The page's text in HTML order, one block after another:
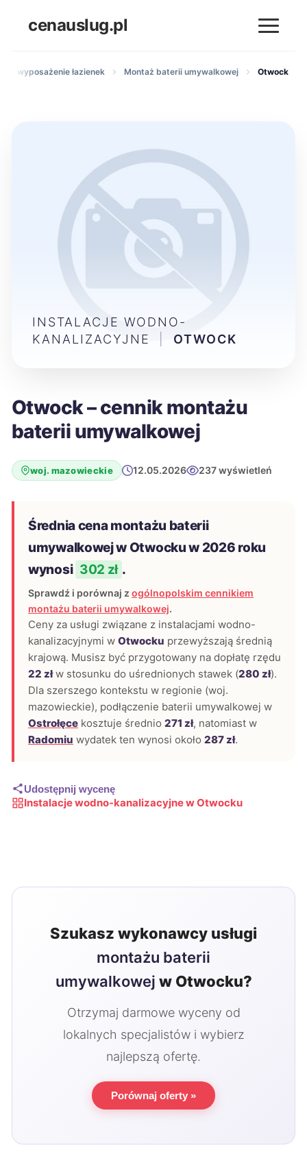
cenauslug.pl
i wyposażenie łazienek Montaż baterii umywalkowej Otwock
Otwock – cennik montażu
baterii umywalkowej
woj. mazowieckie 12.05.2026 237 wyświetleń
Średnia cena montażu baterii
umywalkowej w Otwocku w 2026 roku
wynosi 302 zł .
Sprawdź i porównaj z ogólnopolskim cennikiem
montażu baterii umywalkowej.
Ceny za usługi związane z instalacjami wodno-
kanalizacyjnymi w Otwocku przewyższają średnią
krajową. Musisz być przygotowany na dopłatę rzędu
22 złw stosunku do uśrednionych stawek (280 zł).
Dla szerszego kontekstu w regionie (woj.
mazowieckie), podłączenie baterii umywalkowej w
Ostrołęce kosztuje średnio 271 zł, natomiast w
Radomiu wydatek ten wynosi około 287 zł.
Udostępnij wycenę
Instalacje wodno-kanalizacyjne w Otwocku
INSTALACJE WODNO-
KANALIZACYJNE
OTWOCK
Szukasz wykonawcy usługi
montażu baterii
umywalkowej w Otwocku?
Otrzymaj darmowe wyceny od
lokalnych specjalistów i wybierz
najlepszą ofertę.
Porównaj oferty »